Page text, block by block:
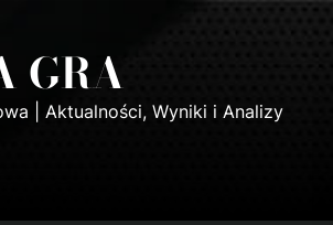
GRA
| Aktualności, Wyniki i Analizy